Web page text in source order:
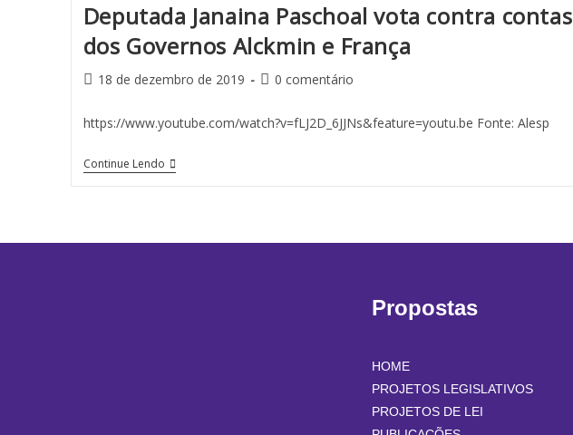
Deputada Janaina Paschoal vota contra contas
dos Governos Alckmin e França
18 de dezembro de 2019 0 comentário
https://www.youtube.com/watch?v=fLJ2D_6JJNs&feature=youtu.be Fonte: Alesp
Continue Lendo
Propostas
HOME
PROJETOS LEGISLATIVOS
PROJETOS DE LEI